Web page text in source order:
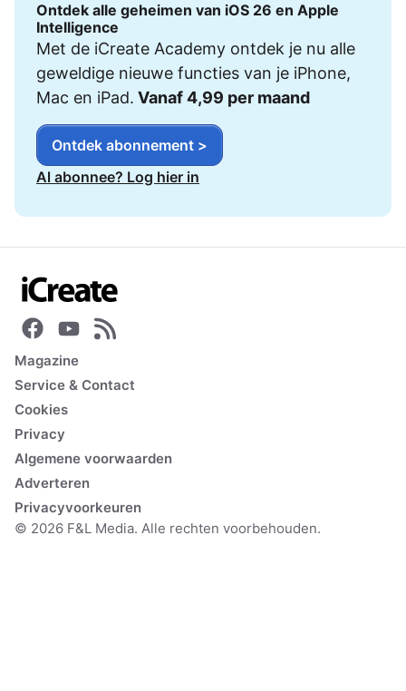
Ontdek alle geheimen van iOS 26 en Apple
Intelligence
Met de iCreate Academy ontdek je nu alle
geweldige nieuwe functies van je iPhone,
Mac en iPad. Vanaf 4,99 per maand
Ontdek abonnement >
Al abonnee? Log hier in
Magazine
Service & Contact
Cookies
Privacy
Algemene voorwaarden
Adverteren
Privacyvoorkeuren
© 2026 F&L Media. Alle rechten voorbehouden.